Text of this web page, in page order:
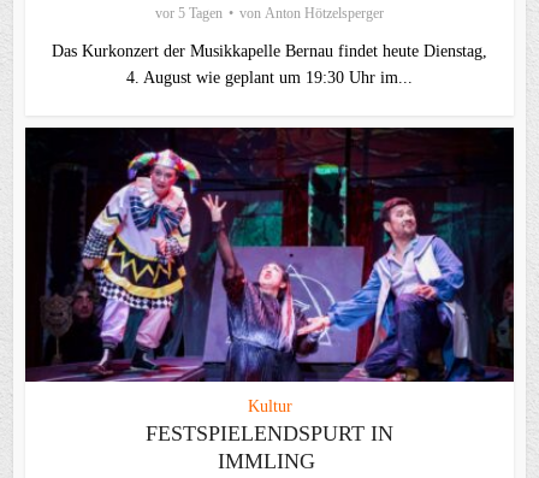
vor 5 Tagen von Anton Hötzelsperger
Das Kurkonzert der Musikkapelle Bernau findet heute Dienstag,
4. August wie geplant um 19:30 Uhr im...
Kultur
FESTSPIELENDSPURT IN
IMMLING